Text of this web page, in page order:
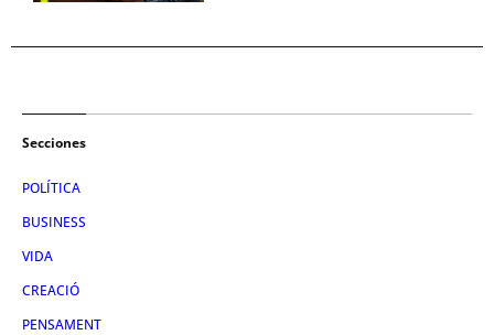
Secciones
POLÍTICA
BUSINESS
VIDA
CREACIÓ
PENSAMENT